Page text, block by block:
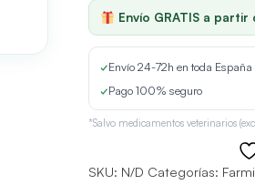
con
atun,
bacalao
calabaza
5kg
cantidad
Envío GRATIS a
✓Envío 24-72h en toda España
✓Pago 100% seguro
*Salvo medicamentos veterinarios
SKU: N/D Categorías: